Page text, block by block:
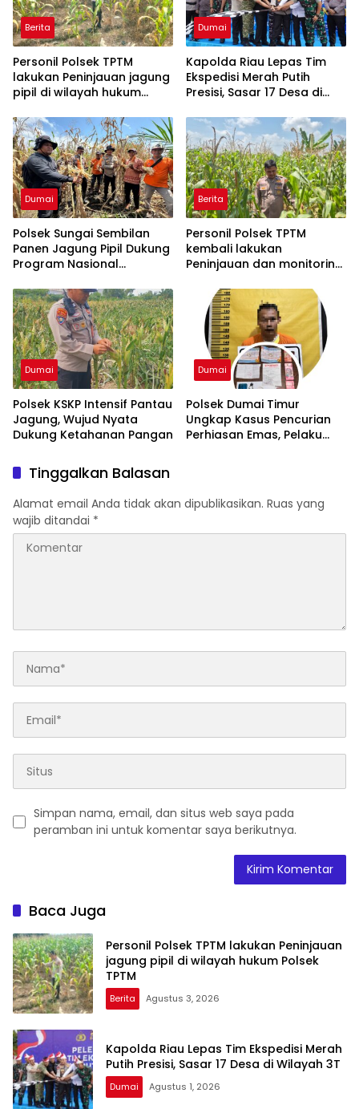
Berita
Personil Polsek TPTM
lakukan Peninjauan jagung
pipil di wilayah hukum
Dumai
Kapolda Riau Lepas Tim
Ekspedisi Merah Putih
Presisi, Sasar 17 Desa di
Dumai
Polsek Sungai Sembilan
Panen Jagung Pipil Dukung
Program Nasional
II Tahun 2026
Berita
Personil Polsek TPTM
kembali lakukan
Peninjauan dan monitoring
wilayah hukum Polsek
TPTM
Dumai
Polsek KSKP Intensif Pantau
Jagung, Wujud Nyata
Dukung Ketahanan Pangan
Dumai
Polsek Dumai Timur
Ungkap Kasus Pencurian
Perhiasan Emas, Pelaku
Tinggalkan Balasan
Alamat email Anda tidak akan dipublikasikan. Ruas yang
wajib ditandai *
Simpan nama, email, dan situs web saya pada
peramban ini untuk komentar saya berikutnya.
Baca Juga
Personil Polsek TPTM lakukan Peninjauan
jagung pipil di wilayah hukum Polsek
TPTM
Berita Agustus 3, 2026
Kapolda Riau Lepas Tim Ekspedisi Merah
Putih Presisi, Sasar 17 Desa di Wilayah 3T
Dumai Agustus 1, 2026